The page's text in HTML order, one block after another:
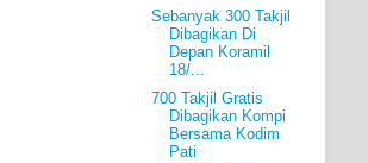
Sebanyak 300 Takjil
Dibagikan Di
Depan Koramil
18/...
700 Takjil Gratis
Dibagikan Kompi
Bersama Kodim
Pati